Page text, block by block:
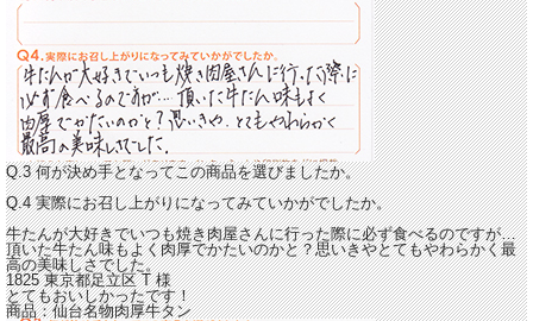
Q.3 何が決め手となってこの商品を選びましたか。
Q.4 実際にお召し上がりになってみていかがでしたか。
牛たんが大好きでいつも焼き肉屋さんに行った際に必ず食べるのですが…
頂いた牛たん味もよく肉厚でかたいのかと？思いきやとてもやわらかく最
高の美味しさでした。
1825 東京都足立区T様
とてもおいしかったです！
商品：仙台名物肉厚牛タン